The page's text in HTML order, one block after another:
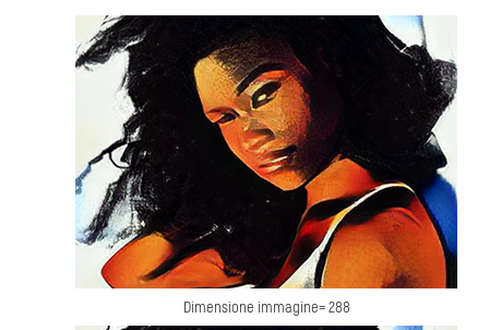
Dimensione immagine= 288